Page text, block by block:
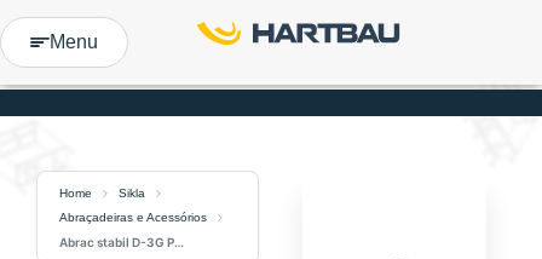
Menu
Home
Sikla
Abraçadeiras e Acessórios
Abrac stabil D-3G PROT HCP